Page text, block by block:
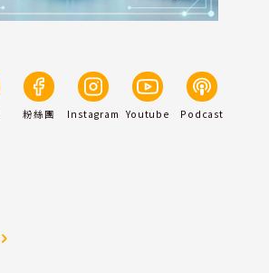
粉絲團 Instagram Youtube Podcast